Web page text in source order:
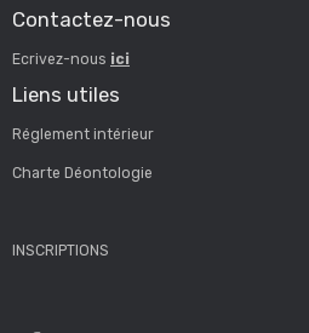
Contactez-nous
Ecrivez-nous ici
Liens utiles
Réglement intérieur
Charte Déontologie
INSCRIPTIONS